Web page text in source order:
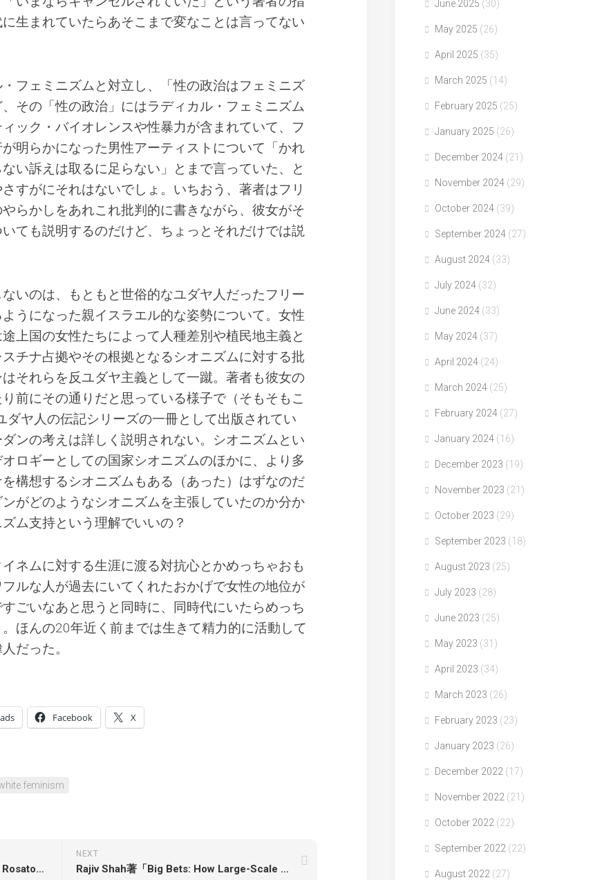
生まれていたらあそこまで変なことは言ってない
フェミニズムと対立し、「性の政治はフェミニズ
その「性の政治」にはラディカル・フェミニズム
ック・バイオレンスや性暴力が含まれていて、フ
明らかになった男性アーティストについて「かれ
い訴えは取るに足らない」とまで言っていた、と
すがにそれはないでしょ。いちおう、著者はフリ
らかしをあれこれ批判的に書きながら、彼女がそ
ても説明するのだけど、ちょっとそれだけでは説
いのは、もともと世俗的なユダヤ人だったフリー
うになった親イスラエル的な姿勢について。女性
上国の女性たちによって人種差別や植民地主義と
チナ占拠やその根拠となるシオニズムに対する批
それらを反ユダヤ主義として一蹴。著者も彼女の
前にその通りだと思っている様子で（そもそもこ
ダヤ人の伝記シリーズの一冊として出版されてい
ンの考えは詳しく説明されない。シオニズムとい
ロギーとしての国家シオニズムのほかに、より多
構想するシオニズムもある（あった）はずなのだ
がどのようなシオニズムを主張していたのか分か
ム支持という理解でいいの？
ネムに対する生涯に渡る対抗心とかめっちゃおも
ルな人が過去にいてくれたおかげで女性の地位が
ごいなあと思うと同時に、同時代にいたらめっち
ほんの20年近く前までは生きて精力的に活動して
だった。
Facebook X
feminism
NEXT
Rajiv Shah著「Big Bets: How Large-Scale Change Really Happens」
John J. Mearsheimer & Sebastian Rosato著「How States Think: The Rationality of Foreign Policy」
June 2025 (30)
May 2025 (26)
April 2025 (35)
March 2025 (14)
February 2025 (25)
January 2025 (26)
December 2024 (21)
November 2024 (29)
October 2024 (39)
September 2024 (27)
August 2024 (33)
July 2024 (32)
June 2024 (33)
May 2024 (37)
April 2024 (24)
March 2024 (25)
February 2024 (27)
January 2024 (16)
December 2023 (19)
November 2023 (21)
October 2023 (29)
September 2023 (18)
August 2023 (25)
July 2023 (28)
June 2023 (25)
May 2023 (31)
April 2023 (34)
March 2023 (26)
February 2023 (23)
January 2023 (26)
December 2022 (17)
November 2022 (21)
October 2022 (22)
September 2022 (22)
August 2022 (27)